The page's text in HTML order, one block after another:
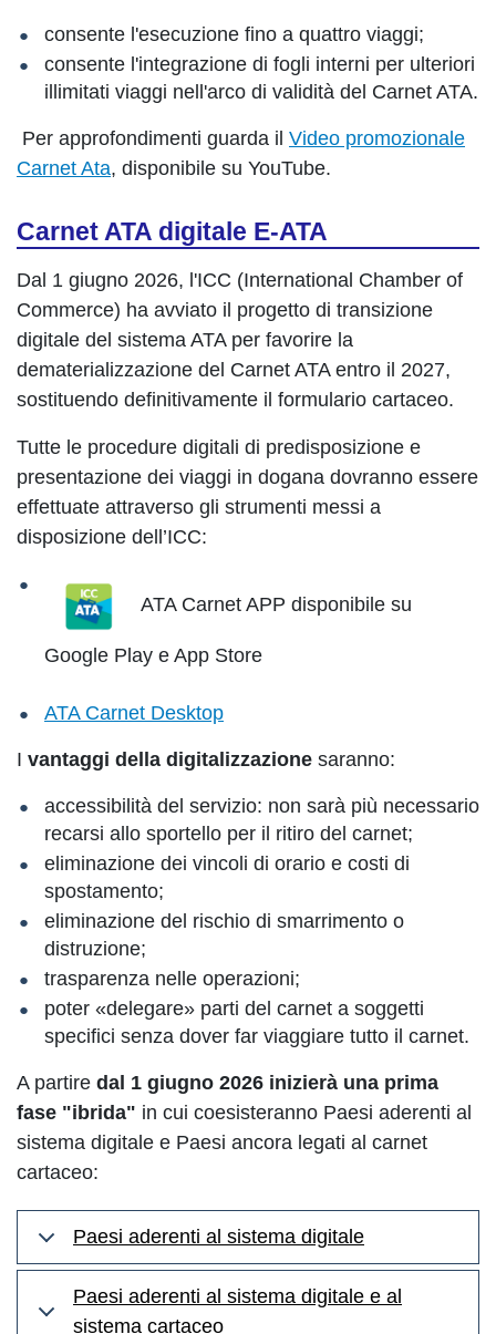
consente l'esecuzione fino a quattro viaggi;
consente l'integrazione di fogli interni per ulteriori
illimitati viaggi nell'arco di validità del Carnet ATA.
Per approfondimenti guarda il Video promozionale
Carnet Ata, disponibile su YouTube.
Carnet ATA digitale E-ATA
Dal 1 giugno 2026, l'ICC (International Chamber of
Commerce) ha avviato il progetto di transizione
digitale del sistema ATA per favorire la
dematerializzazione del Carnet ATA entro il 2027,
sostituendo definitivamente il formulario cartaceo.
Tutte le procedure digitali di predisposizione e
presentazione dei viaggi in dogana dovranno essere
effettuate attraverso gli strumenti messi a
disposizione dell’ICC:
ATA Carnet APP disponibile su
Google Play e App Store
ATA Carnet Desktop
I vantaggi della digitalizzazione saranno:
accessibilità del servizio: non sarà più necessario
recarsi allo sportello per il ritiro del carnet;
eliminazione dei vincoli di orario e costi di
spostamento;
eliminazione del rischio di smarrimento o
distruzione;
trasparenza nelle operazioni;
poter «delegare» parti del carnet a soggetti
specifici senza dover far viaggiare tutto il carnet.
A partire dal 1 giugno 2026 inizierà una prima
fase "ibrida" in cui coesisteranno Paesi aderenti al
sistema digitale e Paesi ancora legati al carnet
cartaceo:
Paesi aderenti al sistema digitale
Paesi aderenti al sistema digitale e al
sistema cartaceo